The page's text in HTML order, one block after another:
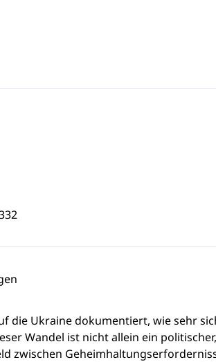
die Ukraine dokumentiert, wie sehr
Wandel ist nicht allein ein
zwischen